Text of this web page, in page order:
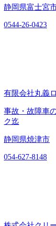
静岡県富士宮
0544-26-0423
有限会社丸義
事故・故障車
ク迄
静岡県焼津市
054-627-8148